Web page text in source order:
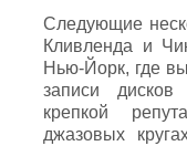
Следующие
Кливленда и
Нью-Йорк, где
записи дисков
крепкой
джазовых